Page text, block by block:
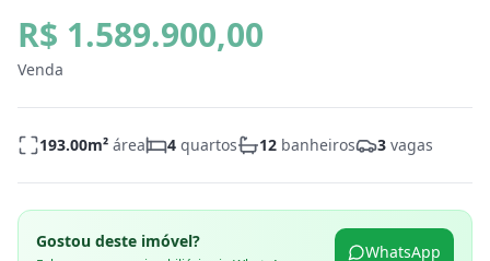
R$ 1.589.900,00
Venda
193.00m² área 4 quartos 12 banheiros 3 vagas
Gostou deste imóvel?
WhatsApp